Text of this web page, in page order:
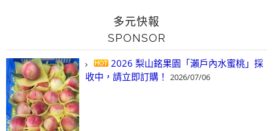
多元快報
SPONSOR
2026 梨山銘果園「瀨戶內水蜜桃」採
收中，請立即訂購！ 2026/07/06